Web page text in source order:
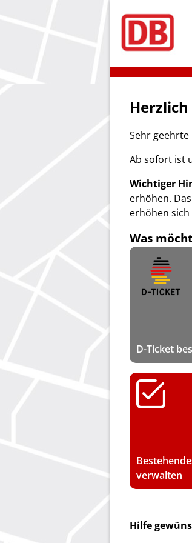
Sehr geehrte
Ab sofort ist
Wichtiger
erhöhen.
erhöhen
Was
D-Ticket
verwalten
Hilfe